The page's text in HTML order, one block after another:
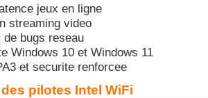
jeux en ligne
streaming video
de bugs reseau
Windows 10 et Windows 11
et securite renforcee
pilotes Intel WiFi